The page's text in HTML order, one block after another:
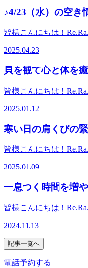
できます！オリジナル
れるので、普段は照れ
チリ伝わりますよ✨
クセス贈りたいチケッ
Dinersがご利用いただ
と癒しの時間」を選ん
週間限定のチャンスで
ックしてみてください
のご来店を、スタッフ
玉県川越市脇田本町39-
～21:00(最終受付20:20)
ます！
らい左右に動かす。※
力でもほぐれます 首
日ほぐして日々を楽に
川越1階【営業時間】
ス手前の階段を下りる
が硬い方は座ったとき
ん。腿裏の筋肉はお尻
盤を後ろに引っ張って
動きます。その姿勢が
っ張られるのでまずは
のストレッチ」ストレ
骨盤が後ろに引っ張ら
もも裏に両手を組みま
入れ膝を伸ばし「５秒
き腿裏の筋肉が緩んで
ある方はオススメしま
ております！埼玉県川
【営業時間】10:00～
東上線/JR川越線 川越
階段を下りるとありま
♪4/23（水）の空き
皆様こんにちは！
うに気を付けましょう
21：00【スタッフ】ナ
店、心よりお待ちして
【アクセス】東武東上
ーバックス手前の階段
2025.04.23
貝を観て心と体を
皆様こんにちは！
体と心は関係し合って
いという問題ではなく
「心も癒す」事も重要
類の進化や多様性を感
形や色彩の貝、今すぐ
観ることは心が癒され
身体の力が抜けたよう
じたいです。皆様のご
業時間】10:00～21:00(
を下りるとあります!
2025.01.12
寒い日の肩くびの
皆様こんにちは！
ろう」寒さを感じると
しまうと思います。緊
あるでしょう。動かさ
し血流を促し緊張を取
を意識しましょう！腕
も温まり手先からの冷
家もしているエクササ
気を付けて行いましょ
らお待ちしております
2025.01.09
一息つく時間を増
皆様こんにちは！
ラックスする時間が取
体も心も疲れてしまい
ストレスなどで交感神
なると言われています
2024.11.13
記事一覧へ
電話予約する